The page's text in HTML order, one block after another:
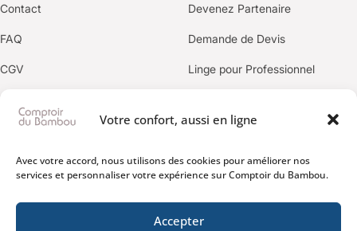
Votre confort, aussi en ligne
Avec votre accord, nous utilisons des cookies pour améliorer nos
services et personnaliser votre expérience sur Comptoir du Bambou.
Accepter
Contact
FAQ
CGV
Politique de confidentialité
Devenez Partenaire
Demande de Devis
Linge pour Professionnel
OUR BRANDS